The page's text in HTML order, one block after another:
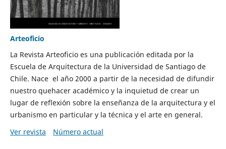
Arteoficio
La Revista Arteoficio es una publicación editada por la
Escuela de Arquitectura de la Universidad de Santiago de
Chile. Nace el año 2000 a partir de la necesidad de difundir
nuestro quehacer académico y la inquietud de crear un
lugar de reflexión sobre la enseñanza de la arquitectura y el
urbanismo en particular y la técnica y el arte en general.
Ver revista
Número actual